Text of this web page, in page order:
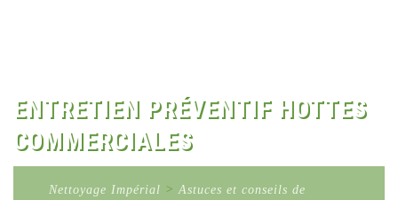
ENTRETIEN PRÉVENTIF HOTTES
COMMERCIALES
Nettoyage Impérial >Astuces et conseils de